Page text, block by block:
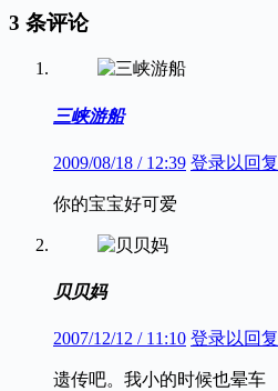
3 条评论
三峡游船
2009/08/18 / 12:39 登录以回复
你的宝宝好可爱
贝贝妈
2007/12/12 / 11:10 登录以回复
遗传吧。我小的时候也晕车